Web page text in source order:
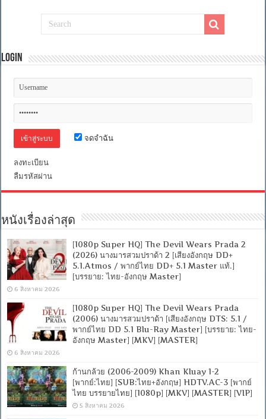
Login
จดจำฉัน
ลงทะเบียน
ลืมรหัสผ่าน
หนังเรื่องล่าสุด
[1080p Super HQ] The Devil Wears Prada 2
(2026) นางมารสวมปราด้า 2 [เสียงอังกฤษ DD+
5.1.Atmos / พากย์ไทย DD+ 5.1 Master แท้.]
[บรรยาย: ไทย-อังกฤษ Master]
6 สิงหาคม 2026
[1080p Super HQ] The Devil Wears Prada
(2006) นางมารสวมปราด้า [เสียงอังกฤษ DTS: 5.1 /
พากย์ไทย DD 5.1 Blu-Ray Master] [บรรยาย: ไทย-
อังกฤษ Master] [MKV] [MASTER]
6 สิงหาคม 2026
ก้านกล้วย (2006-2009) Khan Kluay 1-2
[พากย์:ไทย] [SUB:ไทย+อังกฤษ] HDTV.AC-3 [พากย์
ไทย บรรยายไทย] [1080p] [MKV] [MASTER] [VIP]
5 สิงหาคม 2026